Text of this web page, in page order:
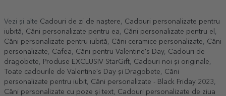
Vezi și alte Cadouri de zi de naștere
Cadouri personalizate pentru
iubită
Căni personalizate pentru ea Căni personalizate pentru el
Căni personalizate pentru iubită
Căni ceramice personalizate
Căni
personalizate
Cafea Căni pentru Valentine's Day, Cadouri de
dragobete
Produse EXCLUSIV StarGift Cadouri noi și originale
Toate cadourile de Valentine's Day și Dragobete
Căni
personalizate pentru iubit
Căni personalizate - Black Friday 2023
Căni personalizate cu poze și text
Cadouri personalizate de ziua